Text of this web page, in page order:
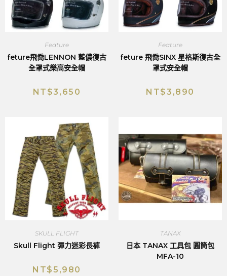
Feature
feture飛喬LENNON 藍儂復古
全罩式樂高安全帽
NT$3,650
Feature
feture 飛喬SINX 星格斯復古全
罩式安全帽
NT$3,890
SKULL FLIGHT
Skull Flight 彈力迷彩長褲
NT$5,980
TANAX
日本 TANAX 工具包 圓筒包
MFA-10